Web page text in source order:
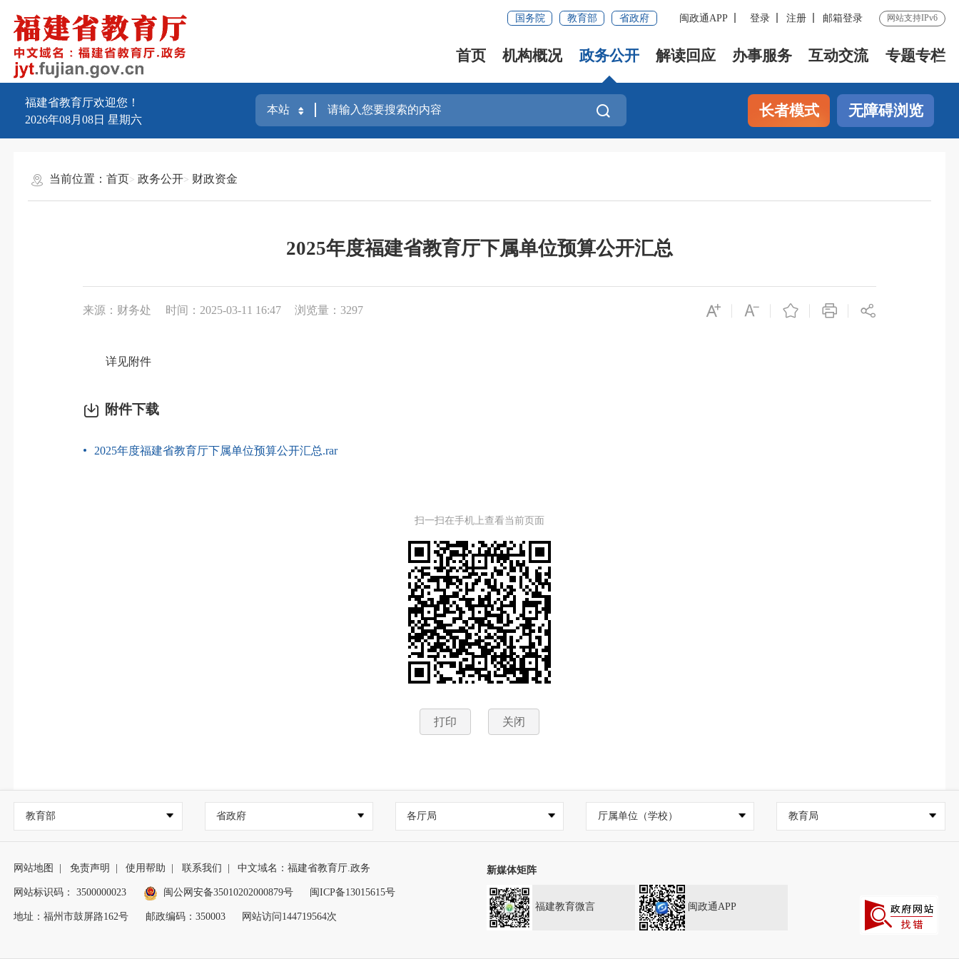
国务院 教育部 省政府 闽政通APP 登录 注册 邮箱登录 网站支持IPv6
首页 机构概况 政务公开 解读回应 办事服务 互动交流 专题专栏
福建省教育厅欢迎您！
2026年08月08日 星期六
长者模式 无障碍浏览
当前位置：首页 政务公开 财政资金
2025年度福建省教育厅下属单位预算公开汇总
来源：财务处 时间：2025-03-11 16:47 浏览量：3297
详见附件
附件下载
2025年度福建省教育厅下属单位预算公开汇总.rar
扫一扫在手机上查看当前页面
打印 关闭
教育部 省政府 各厅局 厅属单位（学校） 教育局
网站地图 | 免责声明 | 使用帮助 | 联系我们 | 中文域名：福建省教育厅.政务
网站标识码： 3500000023 闽公网安备35010202000879号 闽ICP备13015615号
地址：福州市鼓屏路162号 邮政编码：350003 网站访问144719564次
新媒体矩阵
福建教育微言 闽政通APP